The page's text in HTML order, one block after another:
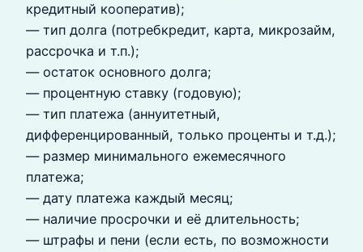
кредитный кооператив);
— тип долга (потребкредит, карта, микрозайм,
рассрочка и т.п.);
— остаток основного долга;
— процентную ставку (годовую);
— тип платежа (аннуитетный,
дифференцированный, только проценты и т.д.);
— размер минимального ежемесячного
платежа;
— дату платежа каждый месяц;
— наличие просрочки и её длительность;
— штрафы и пени (если есть, по возможности